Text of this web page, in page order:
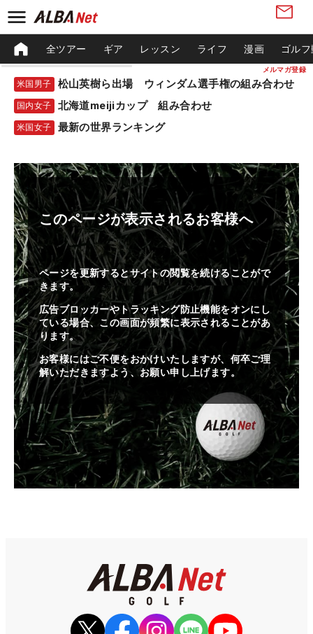
メルマガ登録
全ツアー ギア レッスン ライフ 漫画 ゴル
米国男子 松山英樹ら出場 ウィンダム選手権の組み合わせ
国内女子 北海道meijiカップ 組み合わせ
米国女子 最新の世界ランキング
このページが表示されるお客様へ
ページを更新するとサイトの閲覧を続けることがで
きます。
広告ブロッカーやトラッキング防止機能をオンにし
ている場合、この画面が頻繁に表示されることがあ
ります。
お客様にはご不便をおかけいたしますが、何卒ご理
解いただきますよう、お願い申し上げます。